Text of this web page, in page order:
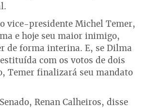
vice-presidente Michel Temer,
e hoje seu maior inimigo,
de forma interina. E, se Dilma
com os votos de dois
Temer finalizará seu mandato
Renan Calheiros, disse